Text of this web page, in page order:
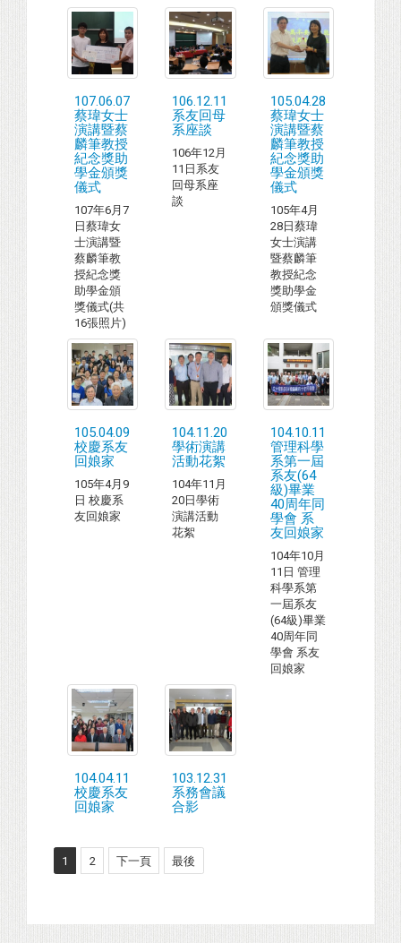
107.06.07
蔡瑋女士
演講暨蔡
麟筆教授
紀念獎助
學金頒獎
儀式
107年6月7
日蔡瑋女
士演講暨
蔡麟筆教
授紀念獎
助學金頒
獎儀式(共
16張照片)
106.12.11
系友回母
系座談
106年12月
11日系友
回母系座
談
105.04.28
蔡瑋女士
演講暨蔡
麟筆教授
紀念獎助
學金頒獎
儀式
105年4月
28日蔡瑋
女士演講
暨蔡麟筆
教授紀念
獎助學金
頒獎儀式
105.04.09
校慶系友
回娘家
105年4月9
日 校慶系
友回娘家
104.11.20
學術演講
活動花絮
104年11月
20日學術
演講活動
花絮
104.10.11
管理科學
系第一屆
系友(64
級)畢業
40周年同
學會 系
友回娘家
104年10月
11日 管理
科學系第
一屆系友
(64級)畢業
40周年同
學會 系友
回娘家
104.04.11
校慶系友
回娘家
103.12.31
系務會議
合影
1 2 下一頁 最後